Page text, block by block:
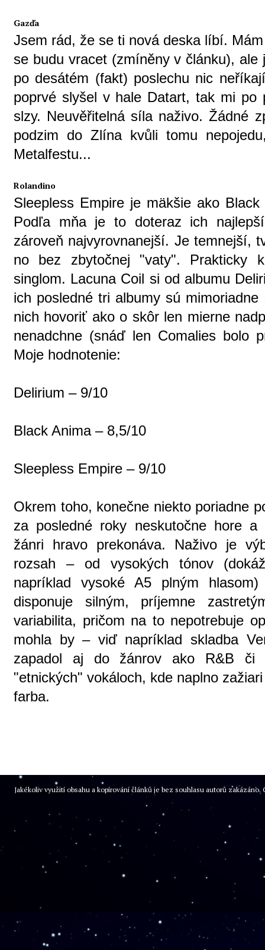
Gazďa
Jsem rád, že se ti nová deska líbí.
se budu vracet (zmíněny v článku),
po desátém (fakt) poslechu nic
poprvé slyšel v hale Datart, tak mi po
slzy. Neuvěřitelná síla naživo. Žádné
podzim do Zlína kvůli tomu
Metalfestu...
Rolandino
Sleepless Empire je mäkšie ako
Podľa mňa je to doteraz ich
zároveň najvyrovnanejší. Je temnejší,
no bez zbytočnej "vaty". Prakticky
singlom. Lacuna Coil si od albumu
ich posledné tri albumy sú
nich hovoriť ako o skôr len mierne
nenadchne (snáď len Comalies bolo
Moje hodnotenie:
Delirium – 9/10
Black Anima – 8,5/10
Sleepless Empire – 9/10
Okrem toho, konečne niekto poriadne
za posledné roky neskutočne hore
žánri hravo prekonáva. Naživo je
rozsah – od vysokých tónov
napríklad vysoké A5 plným
disponuje silným, príjemne
variabilita, pričom na to nepotrebuje
mohla by – viď napríklad skladba
zapadol aj do žánrov ako R&B či
"etnických" vokáloch, kde naplno
farba.
Jakékoliv využití obsahu a kopírování článků je bez souhlasu autorů